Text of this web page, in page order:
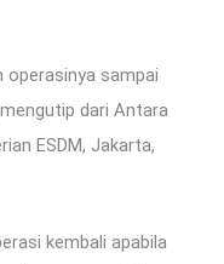
operasinya sampai
dari Antara
ESDM, Jakarta,
kembali apabila